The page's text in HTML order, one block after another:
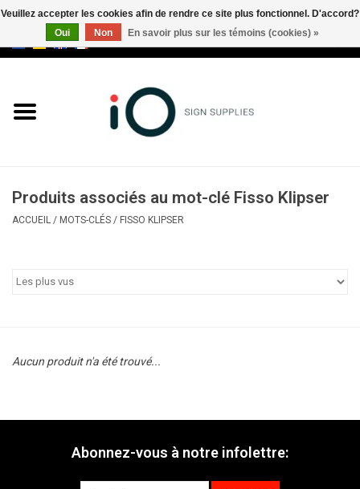
Marques
Appelez-nous au +32 3 353 67
Produits associés au mot-clé Fisso Klipser
ACCUEIL / MOTS-CLÉS / FISSO KLIPSER
Aucun produit n'a été trouvé...
Abonnez-vous à notre infolettre:
Veuillez accepter les cookies afin de rendre ce site plus fonctionnel. D'accord?
Oui
Non En savoir plus sur les témoins (cookies) »